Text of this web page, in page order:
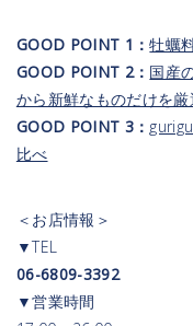
GOOD POINT 1：牡蠣
GOOD POINT 2： 国産
から新鮮なものだけを厳
GOOD POINT 3：
比べ
＜お店情報＞
▼TEL
06-6809-3392
▼営業時間